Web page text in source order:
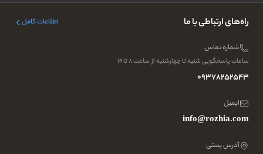
راه‌های ارتباطی با ما اطلاعات کامل
شماره تماس
ساعات پاسخگویی شنبه تا چهارشنبه از ساعت ۸ تا ۱۹
09378252543
ایمیل
info@rozhia.com
آدرس پستی